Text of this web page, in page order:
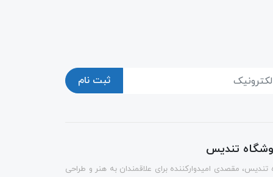
ثبت نام
تندیس
تندیس، مقصدی امیدوارکننده برای علاقمندان به هنر و طراحی